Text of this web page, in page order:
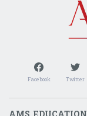
Facebook Twitter